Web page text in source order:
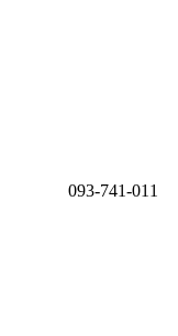
093-741-011